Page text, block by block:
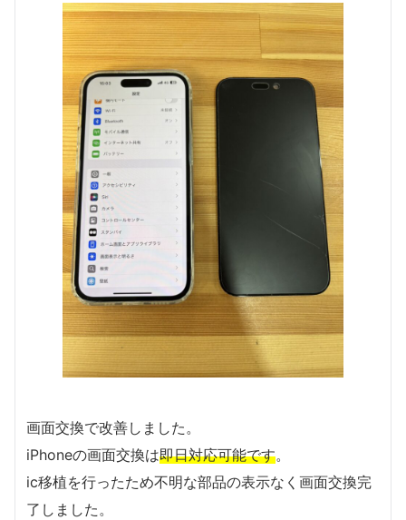
画面交換で改善しました。
iPhoneの画面交換は即日対応可能です。
ic移植を行ったため不明な部品の表示なく画面交換完
了しました。